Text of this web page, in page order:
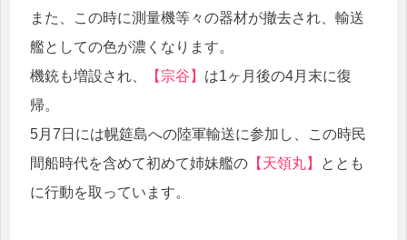
また、この時に測量機等々の器材が撤去され、輸送
艦としての色が濃くなります。
機銃も増設され、
【宗谷】 は1ヶ月後の4月末に復
帰。
5月7日には幌筵島への陸軍輸送に参加し、この時民
間船時代を含めて初めて姉妹艦の 【天領丸】
ととも
に行動を取っています。